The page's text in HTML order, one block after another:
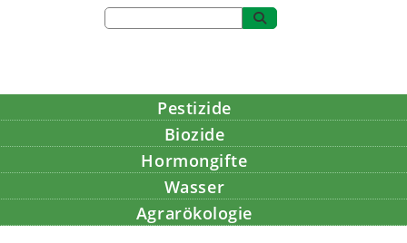
Pestizide
Biozide
Hormongifte
Wasser
Agrarökologie